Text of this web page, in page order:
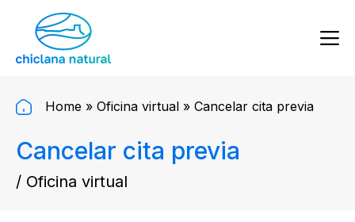
Home » Oficina virtual » Cancelar cita previa
Cancelar cita previa
/ Oficina virtual